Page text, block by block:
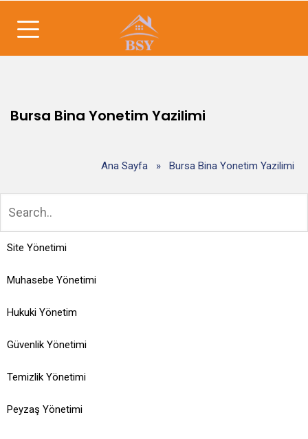
Bursa Bina Yonetim Yazilimi
Ana Sayfa » Bursa Bina Yonetim Yazilimi
Site Yönetimi
Muhasebe Yönetimi
Hukuki Yönetim
Güvenlik Yönetimi
Temizlik Yönetimi
Peyzaş Yönetimi